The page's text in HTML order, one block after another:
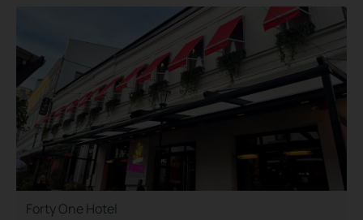
Forty One Hotel